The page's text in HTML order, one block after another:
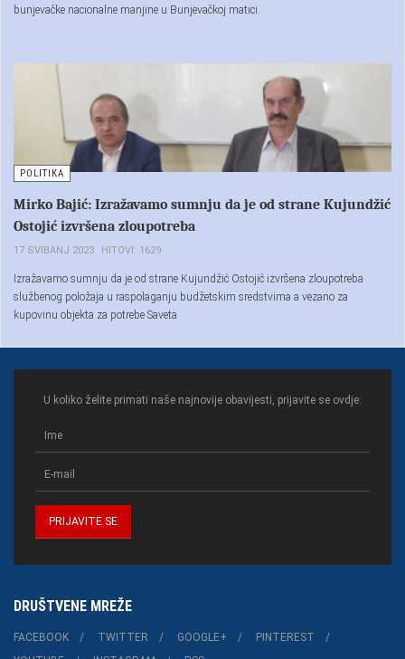
bunjevačke nacionalne manjine u Bunjevačkoj matici.
POLITIKA
Mirko Bajić: Izražavamo sumnju da je od strane Kujundžić
Ostojić izvršena zloupotreba
17 SVIBANJ 2023 HITOVI: 1629
Izražavamo sumnju da je od strane Kujundžić Ostojić izvršena zloupotreba
službenog položaja u raspolaganju budžetskim sredstvima a vezano za
kupovinu objekta za potrebe Saveta
U koliko želite primati naše najnovije obavijesti, prijavite se ovdje:
DRUŠTVENE MREŽE
FACEBOOK TWITTER GOOGLE+
PINTEREST